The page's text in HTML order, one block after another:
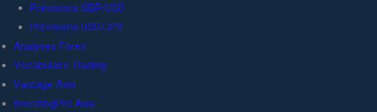
Prévisions GBP/USD
Prévisions USD/JPY
Analyses Forex
Vocabulaire Trading
Vantage Avis
InvestingPro Avis